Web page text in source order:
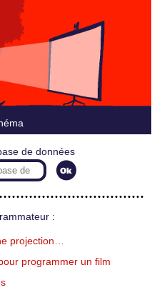
de données
:
projection…
programmer un film